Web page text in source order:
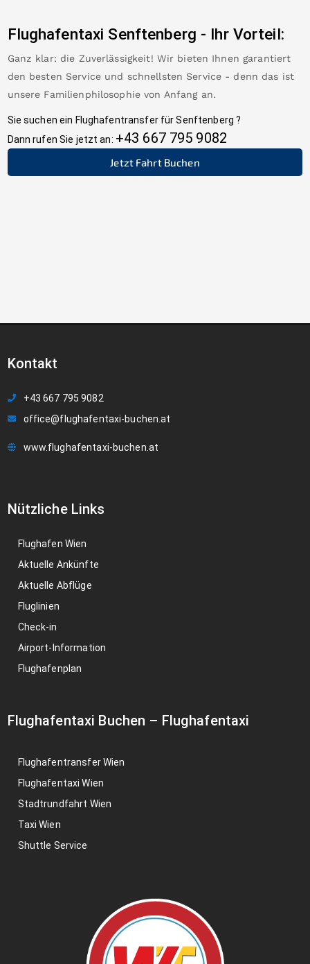
Flughafentaxi Senftenberg - Ihr Vorteil:
Ganz klar: die Zuverlässigkeit! Wir bieten Ihnen garantiert
den besten Service und schnellsten Service - denn das ist
unsere Familienphilosophie von Anfang an.
Sie suchen ein Flughafentransfer für Senftenberg ?
Dann rufen Sie jetzt an: +43 667 795 9082
Jetzt Fahrt Buchen
Kontakt
+43 667 795 9082
office@flughafentaxi-buchen.at
www.flughafentaxi-buchen.at
Nützliche Links
Flughafen Wien
Aktuelle Ankünfte
Aktuelle Abflüge
Fluglinien
Check-in
Airport-Information
Flughafenplan
Flughafentaxi Buchen – Flughafentaxi
Flughafentransfer Wien
Flughafentaxi Wien
Stadtrundfahrt Wien
Taxi Wien
Shuttle Service